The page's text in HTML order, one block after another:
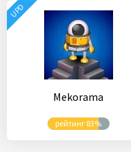
Mekorama
рейтинг 83%
UPD